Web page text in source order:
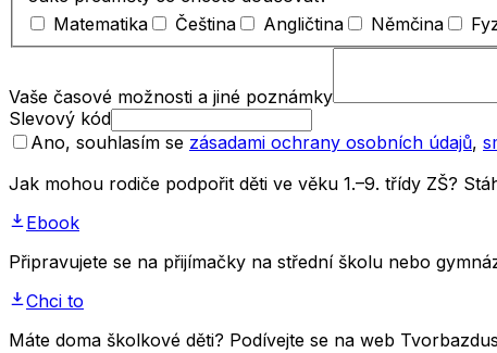
Matematika
Čeština Angličtina Němčina
Vaše časové možnosti a jiné poznámky
Slevový kód
Ano, souhlasím se zásadami ochrany osobních údajů,
Jak mohou rodiče podpořit děti ve věku 1.–9. třídy ZŠ?
Ebook
Připravujete se na přijímačky na střední školu nebo
Chci to
Máte doma školkové děti? Podívejte se na web